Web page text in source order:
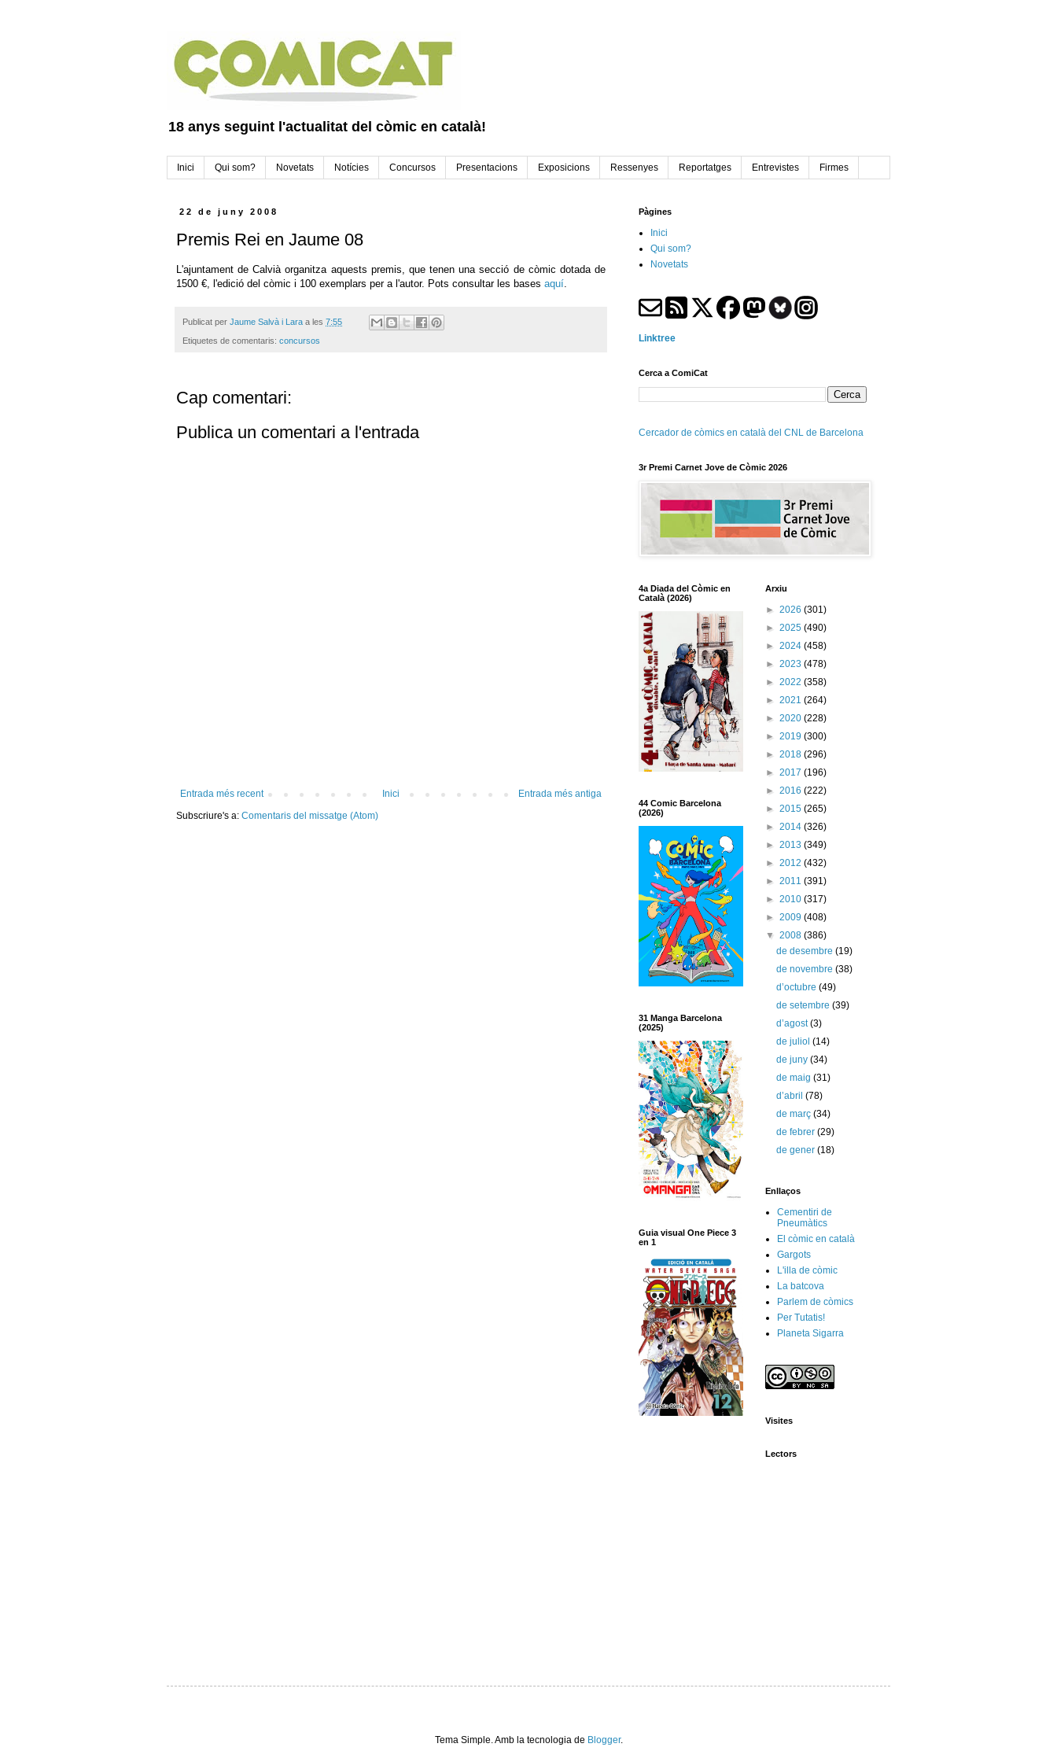
18 anys seguint l'actualitat del còmic en català!
Inici Qui som? Novetats Notícies Concursos Presentacions Exposicions Ressenyes Reportatges Entrevistes Firmes
22 de juny 2008
Premis Rei en Jaume 08
L'ajuntament de Calvià organitza aquests premis, que tenen una secció de còmic dotada de
1500 €, l'edició del còmic i 100 exemplars per a l'autor. Pots consultar les bases aquí.
Publicat per Jaume Salvà i Lara a les 7:55
Etiquetes de comentaris: concursos
Cap comentari:
Publica un comentari a l'entrada
Entrada més recent Entrada més antiga
Inici
Subscriure's a: Comentaris del missatge (Atom)
Pàgines
Inici
Qui som?
Novetats
Linktree
Cerca a ComiCat
Cercador de còmics en català del CNL de Barcelona
3r Premi Carnet Jove de Còmic 2026
4a Diada del Còmic en
Català (2026)
44 Comic Barcelona
(2026)
31 Manga Barcelona
(2025)
Guia visual One Piece 3
en 1
Arxiu
► 2026 (301)
► 2025 (490)
► 2024 (458)
► 2023 (478)
► 2022 (358)
► 2021 (264)
► 2020 (228)
► 2019 (300)
► 2018 (296)
► 2017 (196)
► 2016 (222)
► 2015 (265)
► 2014 (326)
► 2013 (349)
► 2012 (432)
► 2011 (391)
► 2010 (317)
► 2009 (408)
▼ 2008 (386)
de desembre(19)
de novembre(38)
d’octubre(49)
de setembre(39)
d’agost(3)
de juliol(14)
de juny(34)
de maig(31)
d’abril(78)
de març(34)
de febrer(29)
de gener(18)
Enllaços
Cementiri de
Pneumàtics
El còmic en català
Gargots
L'illa de còmic
La batcova
Parlem de còmics
Per Tutatis!
Planeta Sigarra
Visites
Lectors
Tema Simple. Amb la tecnologia de Blogger.